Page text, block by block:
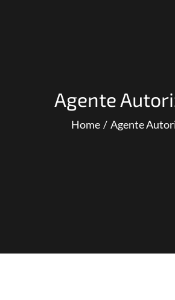
Agente
Home Agente